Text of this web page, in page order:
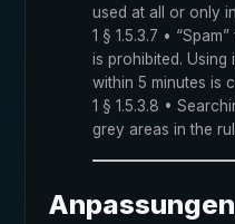
used at all or only
1 § 1.5.3.7 •
is prohibited. Using
within 5 minutes is
1 § 1.5.3.8 •
grey areas in the